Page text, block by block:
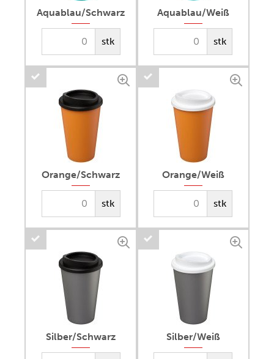
Aquablau/Schwarz
stk
Aquablau/Weiß
stk
Orange/Schwarz
stk
Orange/Weiß
stk
Silber/Schwarz Silber/Weiß